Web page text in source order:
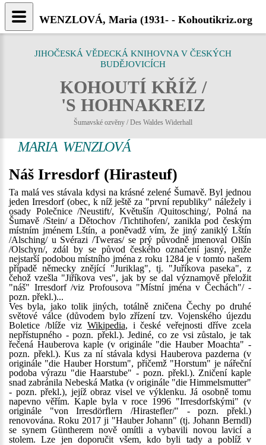
JIHOČESKÁ VĚDECKÁ KNIHOVNA V ČESKÝCH
BUDĚJOVICÍCH
KOHOUTÍ KŘÍŽ /
'S HOHNAKREIZ
Šumavské ozvěny / Des Waldes Widerhall
MARIA WENZLOVÁ
Náš Irresdorf (Hirasteuf)
Ta malá ves stávala kdysi na krásné zelené Šumavě. Byl jednou
jeden Irresdorf (obec, k níž ještě za "první republiky" náležely i
osady Polečnice /Neustift/, Květušín /Quitosching/, Polná na
Šumavě /Stein/ a Dětochov /Tichtihofen/, zanikla pod českým
místním jménem Lštín, a poněvadž vím, že jiný zaniklý Lštín
/Alsching/ u Svérazi /Tweras/ se prý původně jmenoval Olšín
/Olschyn/, zdál by se původ českého označení jasný, jenže
nejstarší podobou místního jména z roku 1284 je v tomto našem
případě německy znějící "Juriklag", tj. "Juříkova paseka", z
čehož vzešla "Jiříkova ves", jak by se dal významově přeložit
"náš" Irresdorf /viz Profousova "Místní jména v Čechách"/ -
pozn. překl.)...
Ves byla, jako tolik jiných, totálně zničena Čechy po druhé
světové válce (důvodem bylo zřízení tzv. Vojenského újezdu
Boletice /blíže viz Wikipedia, i české veřejnosti dříve zcela
nepřístupného - pozn. překl.). Jediné, co ze vsi zůstalo, je tak
řečená Hauberova kaple (v originále "die Hauber Moachta" -
pozn. překl.). Kus za ní stávala kdysi Hauberova pazderna (v
originále "die Hauber Horstum", přičemž "Horstum" je nářeční
podoba výrazu "die Haarstube" - pozn. překl.). Zničení kaple
snad zabránila Nebeská Matka (v originále "die Himmelsmutter"
- pozn. překl.), jejíž obraz visel ve výklenku. Já osobně tomu
napevno věřím. Kaple byla v roce 1996 "Irresdorfskými" (v
originále "von Irresdörflern /Hirastefler/" - pozn. překl.)
renovována. Roku 2017 ji "Hauber Johann" (tj. Johann Berndl)
se synem Güntherem nově omítli a vybavili novou lavicí a
stolem. Lze jen doporučit všem, kdo byli tady a poblíž v
WENZLOVÁ, Maria (1931- - Kohoutikriz.org